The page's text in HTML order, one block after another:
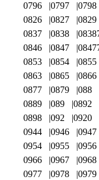
0796
0797 0798
0826
0827 0829
0837
0838
0846
0847
0853
0854 0855
0863
0865 0866
0877
0879 088
0889
089 0892
0898
092 0920
0944
0946 0947
0954
0955 0956
0966
0967 0968
0977
0978 0979